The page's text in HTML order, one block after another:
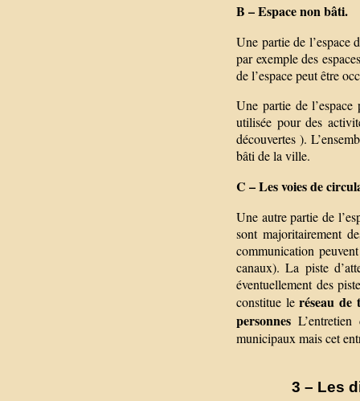
B – Espace non bâti.
Une partie de l’espace
par exemple des
de l’espace peut être
Une partie de
utilisée pour des
découvertes ).
bâti de la ville.
C – Les voies de
Une autre partie de
sont majoritairement
communication
canaux). La piste
éventuellement des
constitue leréseau de
personnes
municipaux mais cet
3 – Les